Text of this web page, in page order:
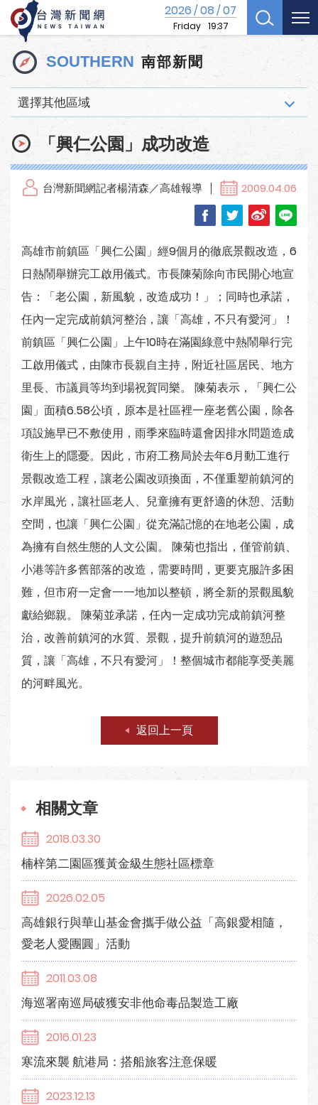
2026/08/07
Friday 19:37
SOUTHERN 南部新聞
選擇其他區域
「興仁公園」成功改造
台灣新聞網記者楊清森／高雄報導 2009.04.06
高雄市前鎮區「興仁公園」經9個月的徹底景觀改造，6
日熱鬧舉辦完工啟用儀式。市長陳菊除向市民開心地宣
告：「老公園，新風貌，改造成功！」；同時也承諾，
任內一定完成前鎮河整治，讓「高雄，不只有愛河」！
前鎮區「興仁公園」上午10時在滿園綠意中熱鬧舉行完
工啟用儀式，由陳市長親自主持，附近社區居民、地方
里長、市議員等均到場祝賀同樂。 陳菊表示，「興仁公
園」面積6.58公頃，原本是社區裡一座老舊公園，除各
項設施早已不敷使用，雨季來臨時還會因排水問題造成
衛生上的隱憂。因此，市府工務局於去年6月動工進行
景觀改造工程，讓老公園改頭換面，不僅重塑前鎮河的
水岸風光，讓社區老人、兒童擁有更舒適的休憩、活動
空間，也讓「興仁公園」從充滿記憶的在地老公園，成
為擁有自然生態的人文公園。 陳菊也指出，僅管前鎮、
小港等許多舊部落的改造，需要時間，更要克服許多困
難，但市府一定會一一地加以整頓，將全新的景觀風貌
獻給鄉親。 陳菊並承諾，任內一定成功完成前鎮河整
治，改善前鎮河的水質、景觀，提升前鎮河的遊憩品
質，讓「高雄，不只有愛河」！整個城市都能享受美麗
的河畔風光。
返回上一頁
相關文章
2018.03.30
楠梓第二園區獲黃金級生態社區標章
2026.02.05
高雄銀行與華山基金會攜手做公益「高銀愛相隨，
愛老人愛團圓」活動
2011.03.08
海巡署南巡局破獲安非他命毒品製造工廠
2016.01.23
寒流來襲 航港局：搭船旅客注意保暖
2023.12.13